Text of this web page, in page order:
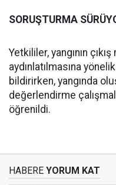
SORUŞTURMA
Yetkililer, yangının
aydınlatılmasına
bildirirken, yangında
değerlendirme
öğrenildi.
HABERE YORUM KAT